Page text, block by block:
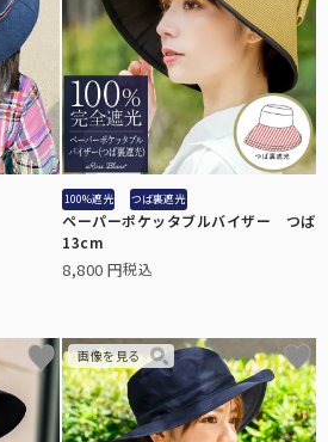
2段折りショート
丸くて美しいシルエット。
ミドルサイズ
日でも安心の大きめサイズです。
作る、キャップ・キャスケット。
ロング
ウェア
生まれた100%遮光ウェア。
アウター
サングラス
けの原因。メラニングラスで対策を。
スキンケア
した、無添加スキンケアシリーズ。
100%遮光 つば裏遮光
ペーパーポケッタブルバイザー つば
13cm
8,800 税込